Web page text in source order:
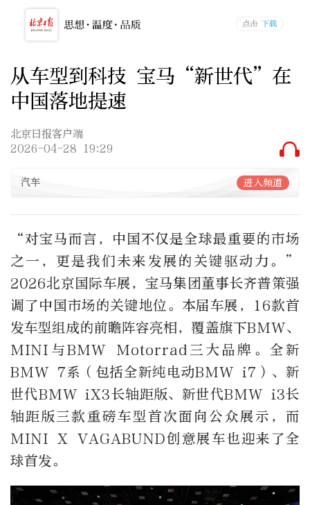
从车型到科技 宝马“新世代”在
中国落地提速
北京日报客户端
2026-04-28 19:29
汽车 进入频道
“对宝马而言，中国不仅是全球最重要的市场
之一，更是我们未来发展的关键驱动力。”
2026北京国际车展，宝马集团董事长齐普策强
调了中国市场的关键地位。本届车展，16款首
发车型组成的前瞻阵容亮相，覆盖旗下BMW、
MINI与BMW Motorrad三大品牌。全新
BMW 7系（包括全新纯电动BMW i7）、新
世代BMW iX3长轴距版、新世代BMW i3长
轴距版三款重磅车型首次面向公众展示，而
MINI X VAGABUND创意展车也迎来了全
球首发。